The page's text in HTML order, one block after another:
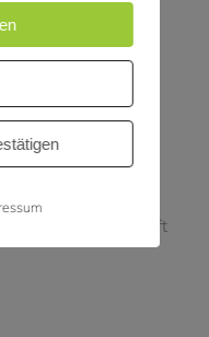
Kreislaufwirtschaft